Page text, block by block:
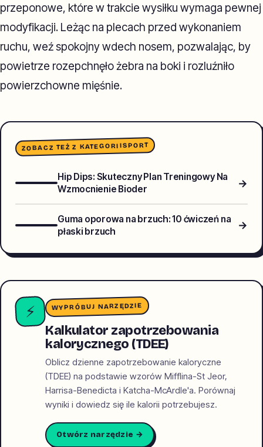
przeponowe, które w trakcie wysiłku wymaga pewnej
modyfikacji. Leżąc na plecach przed wykonaniem
ruchu, weź spokojny wdech nosem, pozwalając, by
powietrze rozepchnęło żebra na boki i rozluźniło
powierzchowne mięśnie.
ZOBACZ TEŻ Z KATEGORIISPORT
Hip Dips: Skuteczny Plan Treningowy Na
Wzmocnienie Bioder
→
Guma oporowa na brzuch: 10 ćwiczeń na
płaski brzuch
→
⚡ WYPRÓBUJ NARZĘDZIE
Kalkulator zapotrzebowania
kalorycznego (TDEE)
Oblicz dzienne zapotrzebowanie kaloryczne
(TDEE) na podstawie wzorów Mifflina-St Jeor,
Harrisa-Benedicta i Katcha-McArdle'a. Porównaj
wyniki i dowiedz się ile kalorii potrzebujesz.
Otwórz narzędzie →